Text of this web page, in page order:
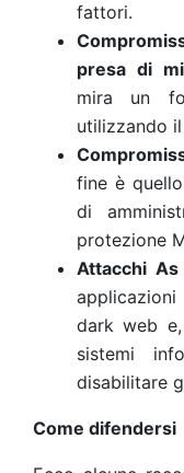
fattori.
presa di
mira un
utilizzando
fine è
di
protezione
Attacchi
dark web
sistemi
disabilitare
Come difendersi